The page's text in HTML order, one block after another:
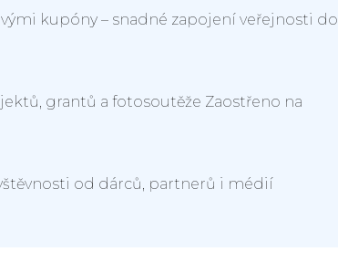
kupóny – snadné zapojení veřejnosti do
grantů a fotosoutěže Zaostřeno na
od dárců, partnerů i médií